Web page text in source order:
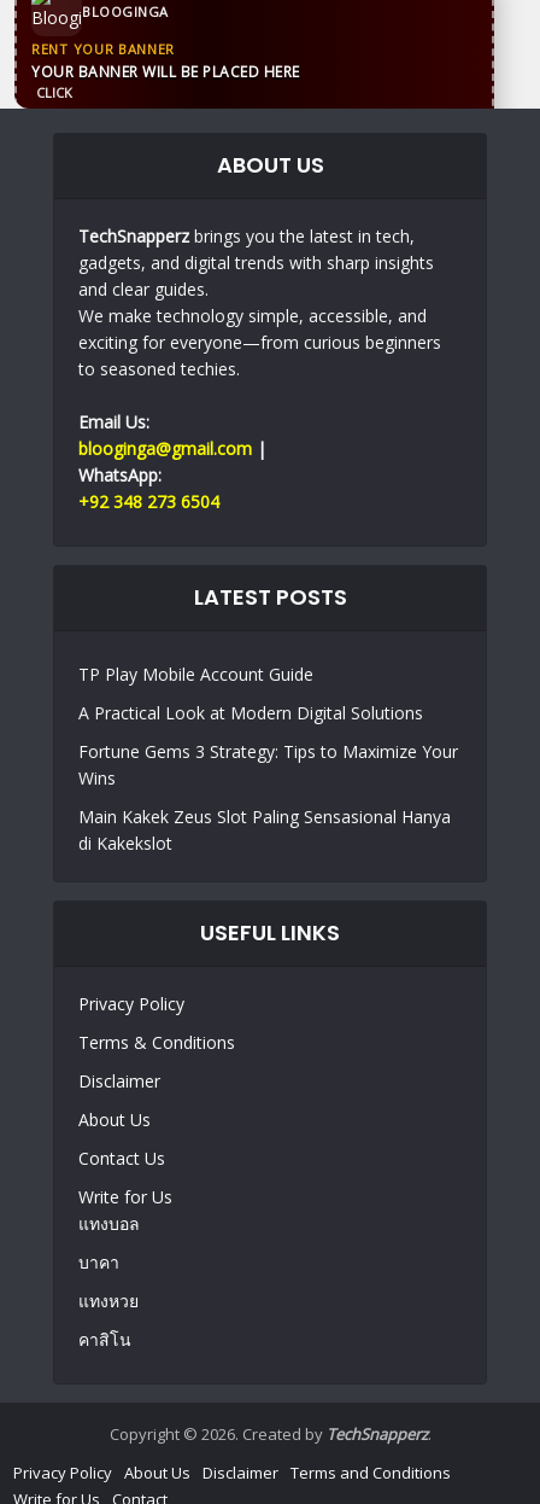
BLOOGINGA
RENT YOUR BANNER
YOUR BANNER WILL BE PLACED HERE
CLICK
ABOUT US
TechSnapperzbrings you the latest in tech,
gadgets, and digital trends with sharp insights
and clear guides.
We make technology simple, accessible, and
exciting for everyone—from curious beginners
to seasoned techies.
Email Us:
blooginga@gmail.com |
WhatsApp:
+92 348 273 6504
LATEST POSTS
TP Play Mobile Account Guide
A Practical Look at Modern Digital Solutions
Fortune Gems 3 Strategy: Tips to Maximize Your
Wins
Main Kakek Zeus Slot Paling Sensasional Hanya
di Kakekslot
USEFUL LINKS
Privacy Policy
Terms & Conditions
Disclaimer
About Us
Contact Us
Write for Us
แทงบอล
บาคา
แทงหวย
คาสิโน
Copyright © 2026. Created by TechSnapperz.
Privacy Policy About Us Disclaimer Terms and Conditions
Write for Us
Contact